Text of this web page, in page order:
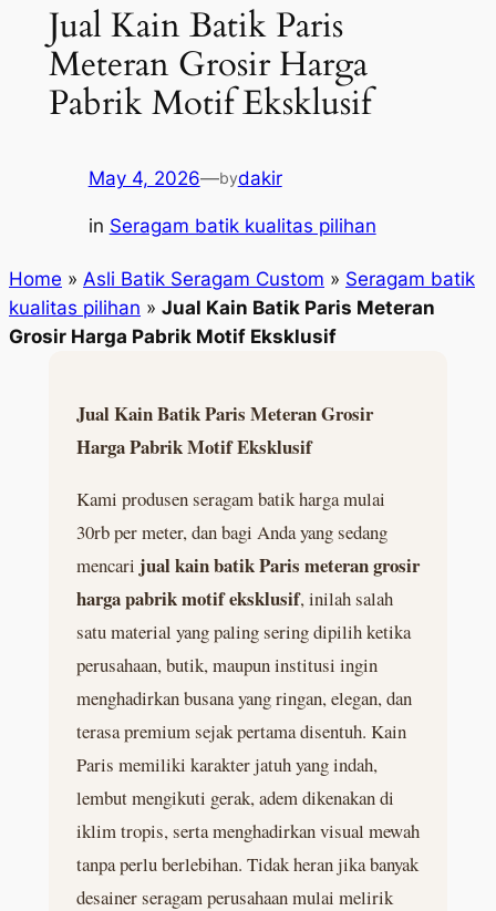
Jual Kain Batik Paris
Meteran Grosir Harga
Pabrik Motif Eksklusif
May 4, 2026—bydakir
in Seragam batik kualitas pilihan
Home » Asli Batik Seragam Custom » Seragam batik
kualitas pilihan » Jual Kain Batik Paris Meteran
Grosir Harga Pabrik Motif Eksklusif
Jual Kain Batik Paris Meteran Grosir
Harga Pabrik Motif Eksklusif
Kami produsen seragam batik harga mulai
30rb per meter, dan bagi Anda yang sedang
mencari jual kain batik Paris meteran grosir
harga pabrik motif eksklusif, inilah salah
satu material yang paling sering dipilih ketika
perusahaan, butik, maupun institusi ingin
menghadirkan busana yang ringan, elegan, dan
terasa premium sejak pertama disentuh. Kain
Paris memiliki karakter jatuh yang indah,
lembut mengikuti gerak, adem dikenakan di
iklim tropis, serta menghadirkan visual mewah
tanpa perlu berlebihan. Tidak heran jika banyak
desainer seragam perusahaan mulai melirik